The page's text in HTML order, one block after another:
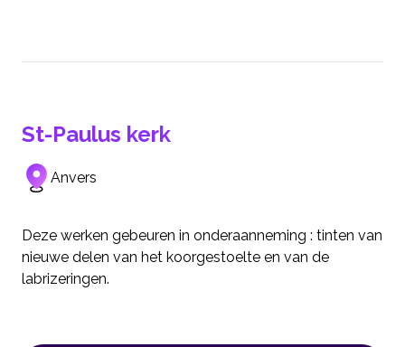
St-Paulus kerk
Anvers
Deze werken gebeuren in onderaanneming : tinten van
nieuwe delen van het koorgestoelte en van de
labrizeringen.